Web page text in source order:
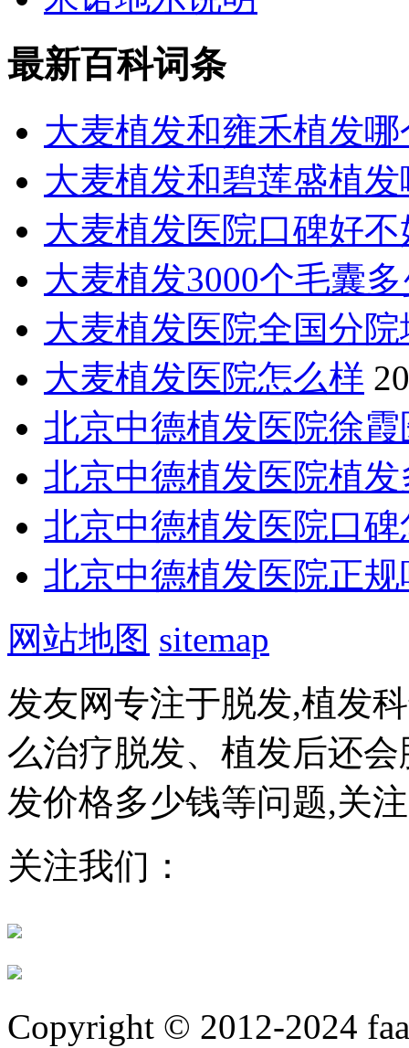
最新百科词条
大麦植发和雍禾植发哪
大麦植发和碧莲盛植
大麦植发医院口碑好不
大麦植发3000个毛囊
大麦植发医院全国分院
大麦植发医院怎么样
北京中德植发医院徐霞
北京中德植发医院植
北京中德植发医院口
北京中德植发医院正规
网站地图 sitemap
发友网专注于脱发,植发
么治疗脱发、植发后还
发价格多少钱等问题,关
关注我们：
Copyright © 2012-2024